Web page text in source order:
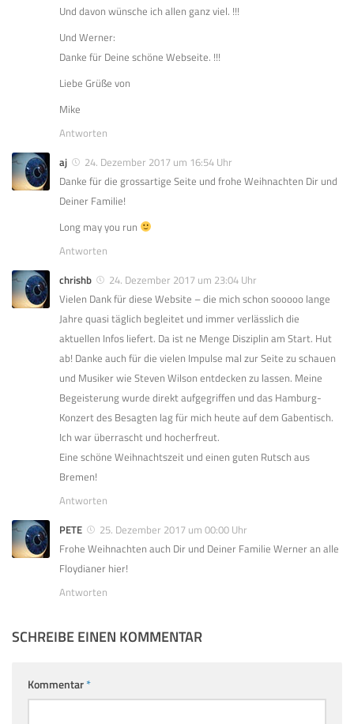
Und davon wünsche ich allen ganz viel. !!!
Und Werner:
Danke für Deine schöne Webseite. !!!
Liebe Grüße von
Mike
Antworten
aj
24. Dezember 2017 um 16:54 Uhr
Danke für die grossartige Seite und frohe Weihnachten Dir und
Deiner Familie!
Long may you run
Antworten
chrishb
24. Dezember 2017 um 23:04 Uhr
Vielen Dank für diese Website – die mich schon sooooo lange
Jahre quasi täglich begleitet und immer verlässlich die
aktuellen Infos liefert. Da ist ne Menge Disziplin am Start. Hut
ab! Danke auch für die vielen Impulse mal zur Seite zu schauen
und Musiker wie Steven Wilson entdecken zu lassen. Meine
Begeisterung wurde direkt aufgegriffen und das Hamburg-
Konzert des Besagten lag für mich heute auf dem Gabentisch.
Ich war überrascht und hocherfreut.
Eine schöne Weihnachtszeit und einen guten Rutsch aus
Bremen!
Antworten
PETE
25. Dezember 2017 um 00:00 Uhr
Frohe Weihnachten auch Dir und Deiner Familie Werner an alle
Floydianer hier!
Antworten
SCHREIBE EINEN KOMMENTAR
Kommentar*